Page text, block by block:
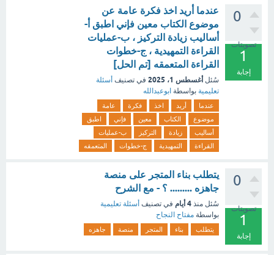
0
تصويتات
1
إجابة
عندما أريد اخذ فكرة عامة عن
موضوع الكتاب معين فإني اطبق أ-
أساليب زيادة التركيز ، ب-عمليات
القراءة التمهيدية ، ج-خطوات
القراءة المتعمقه [تم الحل]
سُئل أغسطس 1، 2025 في تصنيف أسئلة
تعليمية بواسطة ابوعبدالله
عندما أريد اخذ فكرة
عامة
موضوع
الكتاب معين فإني
اطبق
أساليب
زيادة التركيز
ب-عمليات
القراءة
التمهيدية ج-خطوات المتعمقه
0
تصويتات
1
إجابة
يتطلب بناء المتجر على منصة
جاهزه ......... ؟ - مع الشرح
سُئل منذ 4 أيام في تصنيف أسئلة تعليمية
بواسطة مفتاح النجاح
يتطلب بناء المتجر منصة جاهزه